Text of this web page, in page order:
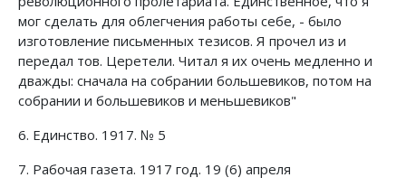
мог сделать для облегчения работы себе, - было
изготовление письменных тезисов. Я прочел из и
передал тов. Церетели. Читал я их очень медленно и
дважды: сначала на собрании большевиков, потом на
собрании и большевиков и меньшевиков"
6. Единство. 1917. № 5
7. Рабочая газета. 1917 год. 19 (6) апреля